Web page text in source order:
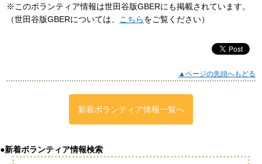
※このボランティア情報は世田谷版GBERにも掲載されています。
（世田谷版GBERについては、
こちらをご覧ください）
▲ページの先頭へもどる
新着ボランティア情報一覧へ
●新着ボランティア情報検索